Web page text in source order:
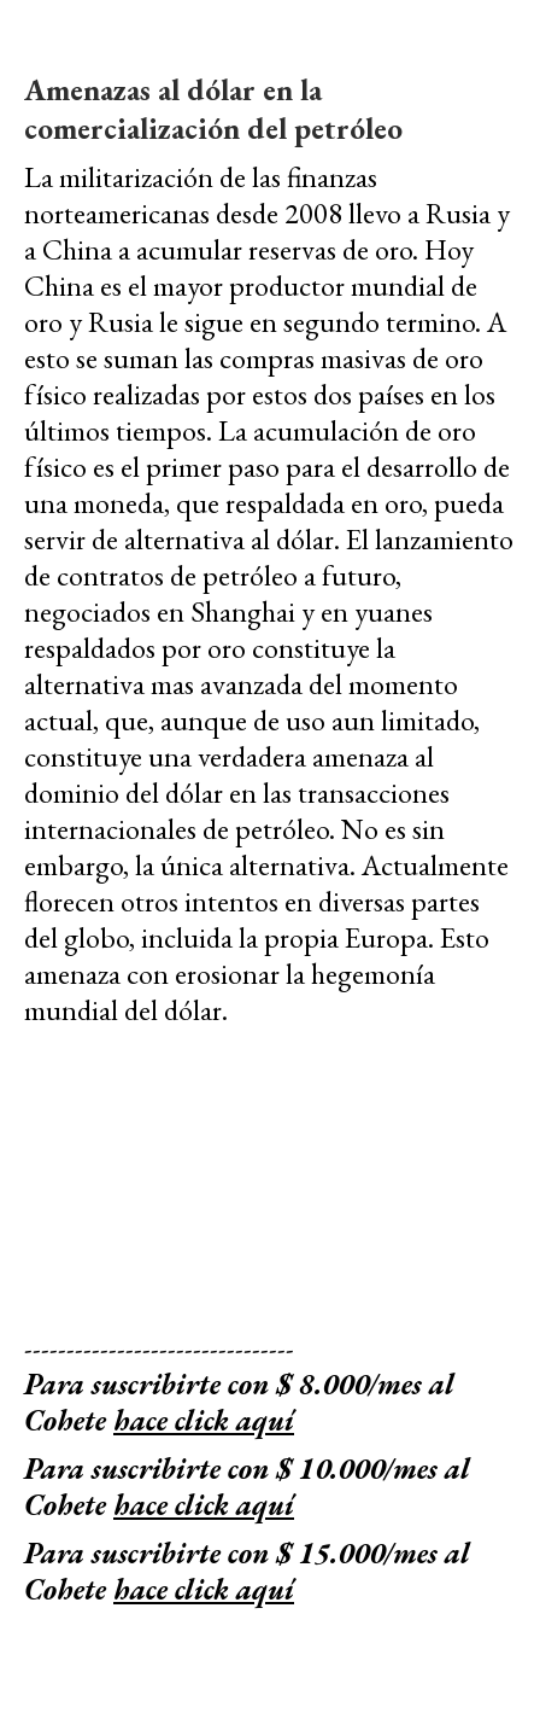
Amenazas al dólar en la
comercialización del petróleo
La militarización de las finanzas
norteamericanas desde 2008 llevo a Rusia y
a China a acumular reservas de oro. Hoy
China es el mayor productor mundial de
oro y Rusia le sigue en segundo termino. A
esto se suman las compras masivas de oro
físico realizadas por estos dos países en los
últimos tiempos. La acumulación de oro
físico es el primer paso para el desarrollo de
una moneda, que respaldada en oro, pueda
servir de alternativa al dólar. El lanzamiento
de contratos de petróleo a futuro,
negociados en Shanghai y en yuanes
respaldados por oro constituye la
alternativa mas avanzada del momento
actual, que, aunque de uso aun limitado,
constituye una verdadera amenaza al
dominio del dólar en las transacciones
internacionales de petróleo. No es sin
embargo, la única alternativa. Actualmente
florecen otros intentos en diversas partes
del globo, incluida la propia Europa. Esto
amenaza con erosionar la hegemonía
mundial del dólar.
--------------------------------
Para suscribirte con $ 8.000/mes al
Cohetehace click aquí
Para suscribirte con $ 10.000/mes al
Cohetehace click aquí
Para suscribirte con $ 15.000/mes al
Cohetehace click aquí